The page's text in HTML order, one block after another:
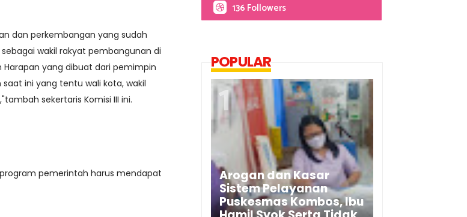
dan perkembangan yang sudah
wakil rakyat pembangunan di
yang dibuat dari pemimpin
ini yang tentu wali kota, wakil
sekertaris Komisi III ini.
pemerintah harus mendapat
136 Followers
POPULAR
Arogan dan Kasar
Sistem Pelayanan
Puskesmas Kombos, Ibu